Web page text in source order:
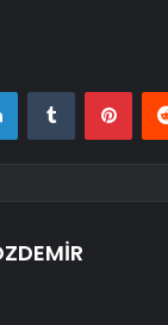
LinkedInTumblr